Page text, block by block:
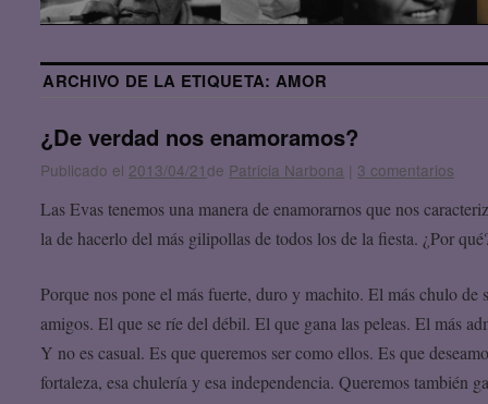
ARCHIVO DE LA ETIQUETA:AMOR
¿De verdad nos enamoramos?
Publicado el 2013/04/21de Patricia Narbona | 3 comentarios
Las Evas tenemos una manera de enamorarnos que nos
la de hacerlo del más gilipollas de todos los de la fiesta. ¿Por
Porque nos pone el más fuerte, duro y machito. El más chulo de
amigos. El que se ríe del débil. El que gana las peleas. El más
Y no es casual. Es que queremos ser como ellos. Es que
fortaleza, esa chulería y esa independencia. Queremos también